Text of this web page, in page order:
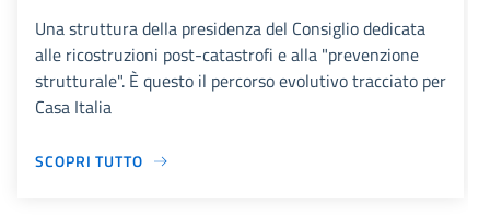
Una struttura della presidenza del Consiglio dedicata
alle ricostruzioni post-catastrofi e alla "prevenzione
strutturale". È questo il percorso evolutivo tracciato per
Casa Italia
SCOPRI TUTTO